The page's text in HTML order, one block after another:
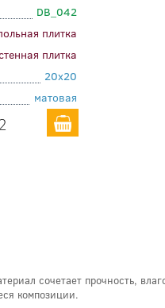
DB_042
плитка
плитка
20x20
матовая
сочетает прочность,
композиции.